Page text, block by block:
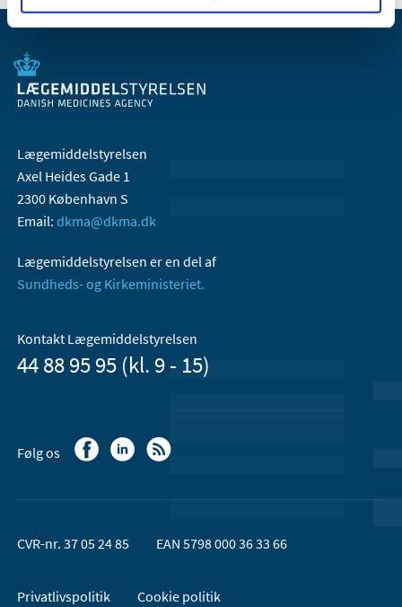
Lægemiddelstyrelsen
Axel Heides Gade 1
2300 København S
Email: dkma@dkma.dk
Lægemiddelstyrelsen er en del af
Sundheds- og Kirkeministeriet.
Kontakt Lægemiddelstyrelsen
44 88 95 95 (kl. 9 - 15)
Følg os
CVR-nr. 37 05 24 85 EAN 5798 000 36 33 66
Privatlivspolitik
Cookie politik